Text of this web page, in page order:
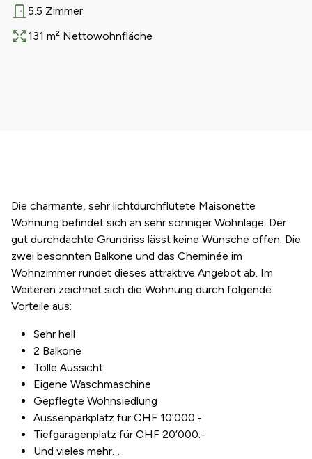
Anzahl Zimmer
5.5 Zimmer
Fläche
131 m² Nettowohnfläche
Die charmante, sehr lichtdurchflutete Maisonette
Wohnung befindet sich an sehr sonniger Wohnlage. Der
gut durchdachte Grundriss lässt keine Wünsche offen. Die
zwei besonnten Balkone und das Cheminée im
Wohnzimmer rundet dieses attraktive Angebot ab. Im
Weiteren zeichnet sich die Wohnung durch folgende
Vorteile aus:
Sehr hell
2 Balkone
Tolle Aussicht
Eigene Waschmaschine
Gepflegte Wohnsiedlung
Aussenparkplatz für CHF 10’000.-
Tiefgaragenplatz für CHF 20’000.-
Und vieles mehr…